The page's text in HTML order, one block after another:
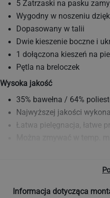
5 Zatrzaski na pasku
Wygodny w noszeniu
Dopasowany w talii
Dwie kieszenie boczne i
1 dołączona kieszeń na
Pętla na breloczek
Wysoka jakość
35% bawełna / 64%
Najwyższej jakości
Łatwa pielęgnacja, łatwe
Zgodność ze standardami
Informacja dotycząca